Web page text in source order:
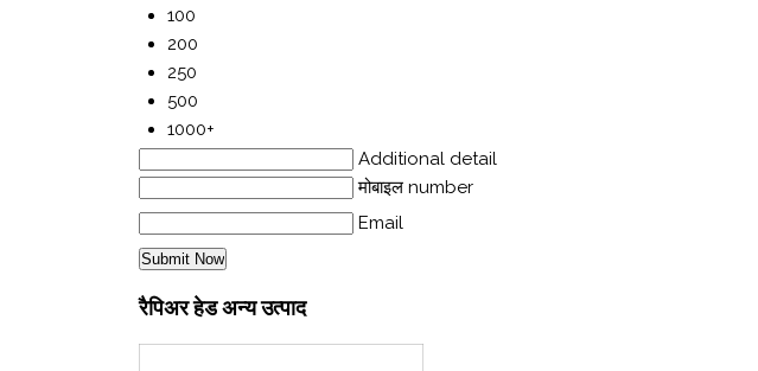
100
200
250
500
1000+
Additional detail
मोबाइल number
Email
रैपिअर हेड अन्य उत्पाद